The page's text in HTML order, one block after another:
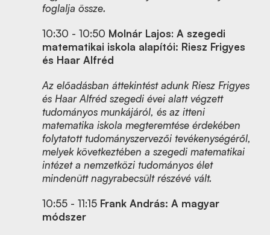
foglalja össze.
10:30 - 10:50 Molnár Lajos: A szegedi
matematikai iskola alapítói: Riesz Frigyes
és Haar Alfréd
Az előadásban áttekintést adunk Riesz Frigyes
és Haar Alfréd szegedi évei alatt végzett
tudományos munkájáról, és az itteni
matematika iskola megteremtése érdekében
folytatott tudományszervezői tevékenységéről,
melyek következtében a szegedi matematikai
intézet a nemzetközi tudományos élet
mindenütt nagyrabecsült részévé vált.
10:55 - 11:15 Frank András: A magyar
módszer